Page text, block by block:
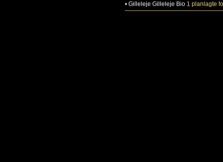
• Gilleleje Gilleleje Bio 1 planlagte